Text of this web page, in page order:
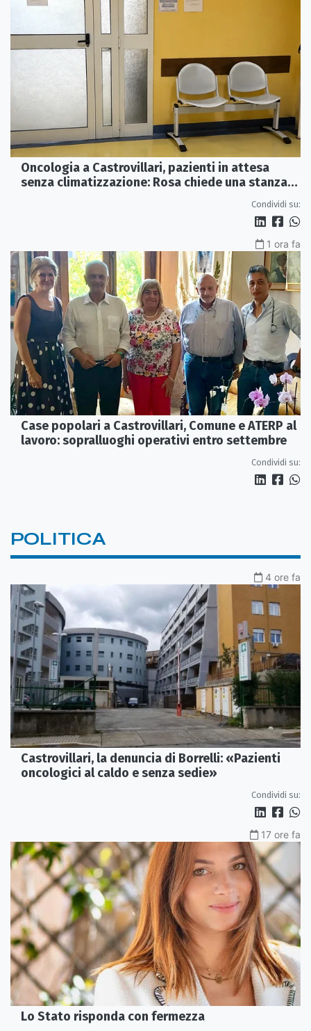
Oncologia a Castrovillari, pazienti in attesa
senza climatizzazione: Rosa chiede una stanza
Condividi su:
1 ora fa
Case popolari a Castrovillari, Comune e ATERP al
lavoro: sopralluoghi operativi entro settembre
Condividi su:
POLITICA
4 ore fa
Castrovillari, la denuncia di Borrelli: «Pazienti
oncologici al caldo e senza sedie»
Condividi su:
17 ore fa
Lo Stato risponda con fermezza